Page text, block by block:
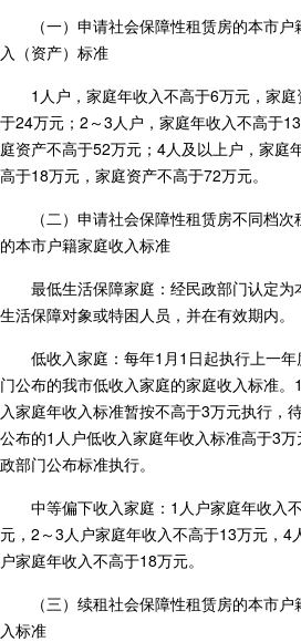
（一）申请社会保障性租赁房的本市户
入（资产）标准
1人户，家庭年收入不高于6万元，家庭
于24万元；2～3人户，家庭年收入不高于
庭资产不高于52万元；4人及以上户，家庭
高于18万元，家庭资产不高于72万元。
（二）申请社会保障性租赁房不同档次
的本市户籍家庭收入标准
最低生活保障家庭：经民政部门认定为
生活保障对象或特困人员，并在有效期内。
低收入家庭：每年1月1日起执行上一
门公布的我市低收入家庭的家庭收入标准。
入家庭年收入标准暂按不高于3万元执行，
公布的1人户低收入家庭年收入标准高于3万
政部门公布标准执行。
中等偏下收入家庭：1人户家庭年收入
元，2～3人户家庭年收入不高于13万元，4
户家庭年收入不高于18万元。
（三）续租社会保障性租赁房的本市户
入标准